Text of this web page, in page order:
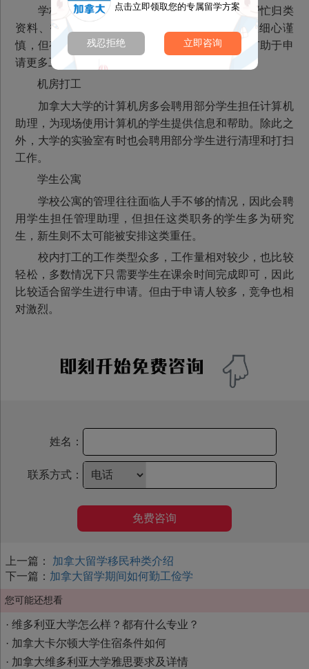
学校的行政管理机关有时也会聘用部分学生帮忙归类
资料、打印表格等，这类工作需要被聘用的学生细心谨
慎，但有时可在工作之余与学校高层搞好关系，有助于申
请更多工作机会，正所谓“近水楼台先得月”。
机房打工
加拿大大学的计算机房多会聘用部分学生担任计算机
助理，为现场使用计算机的学生提供信息和帮助。除此之
外，大学的实验室有时也会聘用部分学生进行清理和打扫
工作。
学生公寓
学校公寓的管理往往面临人手不够的情况，因此会聘
用学生担任管理助理，但担任这类职务的学生多为研究
生，新生则不太可能被安排这类重任。
校内打工的工作类型众多，工作量相对较少，也比较
轻松，多数情况下只需要学生在课余时间完成即可，因此
比较适合留学生进行申请。但由于申请人较多，竞争也相
对激烈。
姓名：
联系方式：
免费咨询
上一篇：
加拿大留学移民种类介绍
下一篇： 加拿大留学期间如何勤工俭学
您可能还想看
· 维多利亚大学怎么样？都有什么专业？
· 加拿大卡尔顿大学住宿条件如何
· 加拿大维多利亚大学雅思要求及详情
点击立即领取您的专属留学方案
残忍拒绝 立即咨询